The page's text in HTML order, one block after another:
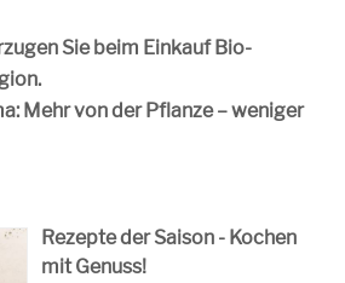
Sie beim Einkauf Bio-
Mehr von der Pflanze – weniger
Rezepte der Saison - Kochen
mit Genuss!